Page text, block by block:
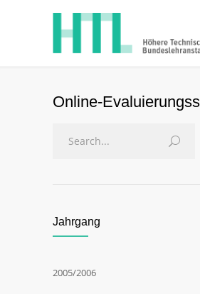
Online-
Jahrgang
2005/2006